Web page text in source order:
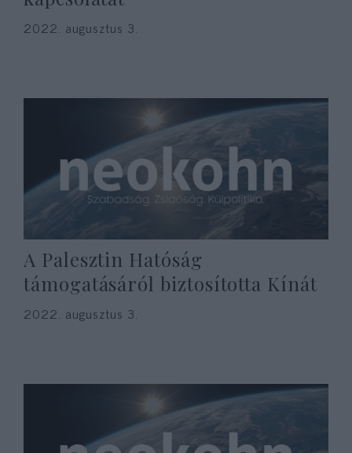
2022. augusztus 3.
A Palesztin Hatóság
támogatásáról biztosította Kínát
2022. augusztus 3.